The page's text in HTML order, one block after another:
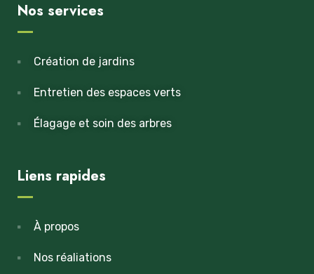
Nos services
Création de jardins
Entretien des espaces verts
Élagage et soin des arbres
Liens rapides
À propos
Nos réaliations